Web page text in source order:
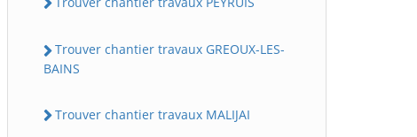
Trouver chantier travaux GREOUX-LES-
BAINS
Trouver chantier travaux MALIJAI